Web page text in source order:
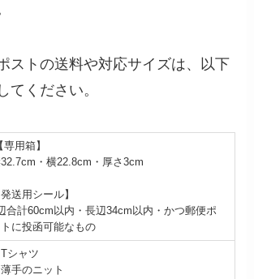
ストの送料や対応サイズは、以下
てください。
専用箱】
・横22.8cm・厚さ3cm
発送用シール】
合計60cm以内・長辺34cm以内・かつ郵便ポ
に投函可能なもの
Tシャツ
薄手のニット